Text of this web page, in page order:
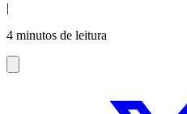
|
4 minutos de leitura